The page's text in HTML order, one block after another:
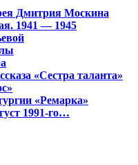
Дмитрия Москина
1941 — 1945
«Сестра таланта»
«Ремарка»
1991-го…